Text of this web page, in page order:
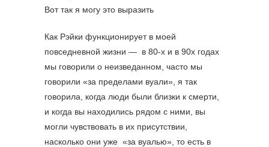
Вот так я могу это выразить
Как Рэйки функционирует в моей
повседневной жизни — в 80-х и в 90х годах
мы говорили о неизведанном, часто мы
говорили «за пределами вуали», я так
говорила, когда люди были близки к смерти,
и когда вы находились рядом с ними, вы
могли чувствовать в их присутствии,
насколько они уже «за вуалью», то есть в